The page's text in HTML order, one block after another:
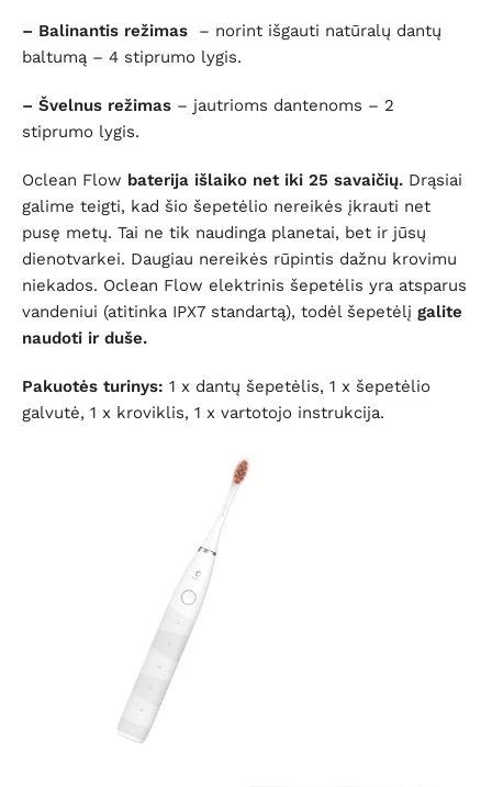
– Balinantis režimas – norint išgauti natūralų dantų
baltumą – 4 stiprumo lygis.
– Švelnus režimas – jautrioms dantenoms – 2
stiprumo lygis.
Oclean Flow baterija išlaiko net iki 25 savaičių. Drąsiai
galime teigti, kad šio šepetėlio nereikės įkrauti net
pusę metų. Tai ne tik naudinga planetai, bet ir jūsų
dienotvarkei. Daugiau nereikės rūpintis dažnu krovimu
niekados. Oclean Flow elektrinis šepetėlis yra atsparus
vandeniui (atitinka IPX7 standartą), todėl šepetėlį galite
naudoti ir duše.
Pakuotės turinys: 1 x dantų šepetėlis, 1 x šepetėlio
galvutė, 1 x kroviklis, 1 x vartotojo instrukcija.